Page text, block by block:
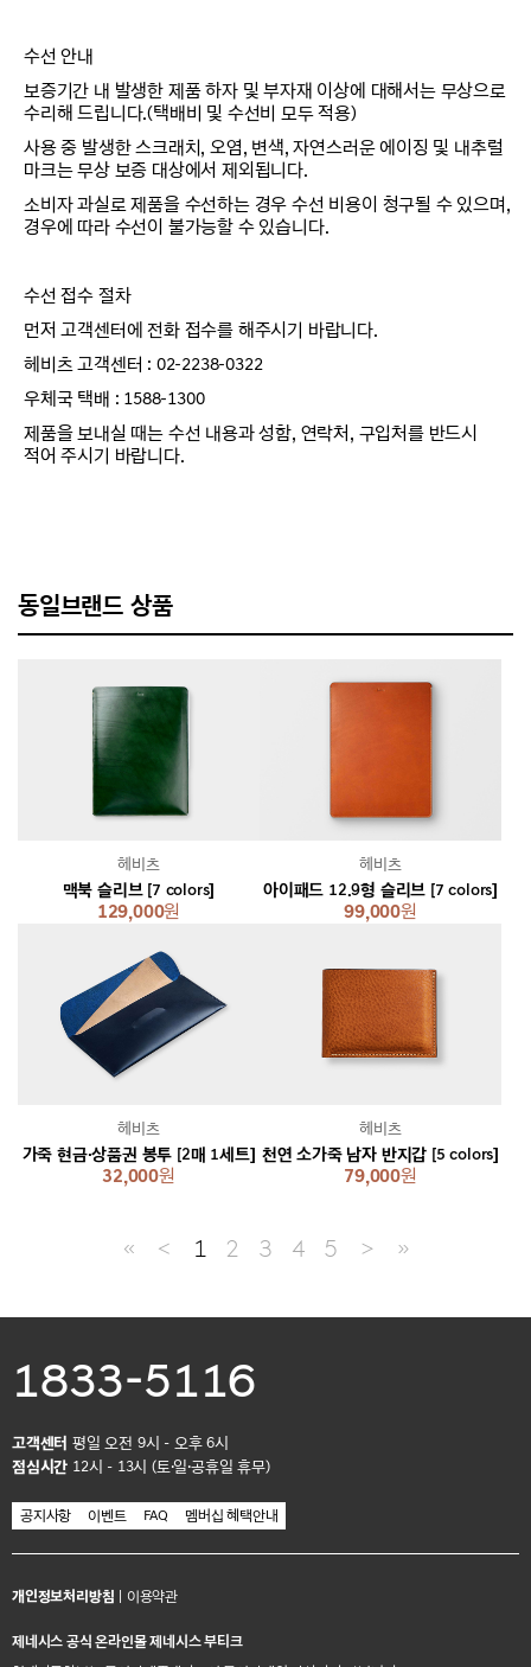
수선 안내
보증기간 내 발생한 제품 하자 및 부자재 이상에 대해서는 무상으로
수리해 드립니다.(택배비 및 수선비 모두 적용)
사용 중 발생한 스크래치, 오염, 변색, 자연스러운 에이징 및 내추럴
마크는 무상 보증 대상에서 제외됩니다.
소비자 과실로 제품을 수선하는 경우 수선 비용이 청구될 수 있으며,
경우에 따라 수선이 불가능할 수 있습니다.
수선 접수 절차
먼저 고객센터에 전화 접수를 해주시기 바랍니다.
헤비츠 고객센터 : 02-2238-0322
우체국 택배 : 1588-1300
제품을 보내실 때는 수선 내용과 성함, 연락처, 구입처를 반드시
적어 주시기 바랍니다.
동일브랜드 상품
맥북 슬리브 [7 colors]
129,000원
헤비츠
아이패드 12.9형 슬리브 [7 colors]
99,000원
헤비츠
가죽 현금·상품권 봉투 [2매 1세트]
32,000원
헤비츠
천연 소가죽 남자 반지갑 [5 colors]
79,000원
헤비츠
≪ ＜ 1 2 3 4 5 ＞ ≫
1833-5116
고객센터 평일 오전 9시 - 오후 6시
점심시간 12시 - 13시 (토·일·공휴일 휴무)
공지사항 이벤트 FAQ 멤버십 혜택안내
개인정보처리방침 이용약관
제네시스 공식 온라인몰 제네시스 부티크